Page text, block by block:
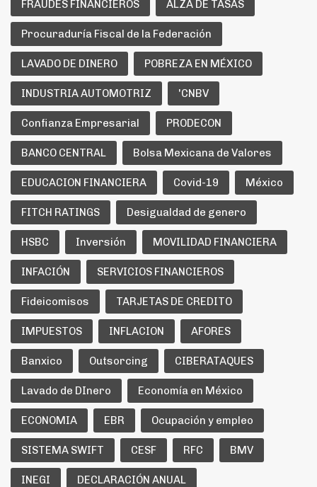
FRAUDES FINANCIEROS ALZA DE TASAS
Procuraduría Fiscal de la Federación
LAVADO DE DINERO POBREZA EN MÉXICO
INDUSTRIA AUTOMOTRIZ 'CNBV
Confianza Empresarial PRODECON
BANCO CENTRAL Bolsa Mexicana de Valores
EDUCACION FINANCIERA Covid-19 México
FITCH RATINGS Desigualdad de genero
HSBC Inversión MOVILIDAD FINANCIERA
INFACIÓN SERVICIOS FINANCIEROS
Fideicomisos TARJETAS DE CREDITO
IMPUESTOS INFLACION AFORES
Banxico Outsorcing CIBERATAQUES
Lavado de DInero Economía en México
ECONOMIA EBR Ocupación y empleo
SISTEMA SWIFT CESF RFC BMV
INEGI DECLARACIÓN ANUAL